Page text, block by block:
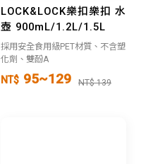
LOCK&LOCK樂扣樂扣 水
壺 900mL/1.2L/1.5L
採用安全食用級PET材質、不含塑
化劑、雙酚A
NT$ 95~129 NT$ 139